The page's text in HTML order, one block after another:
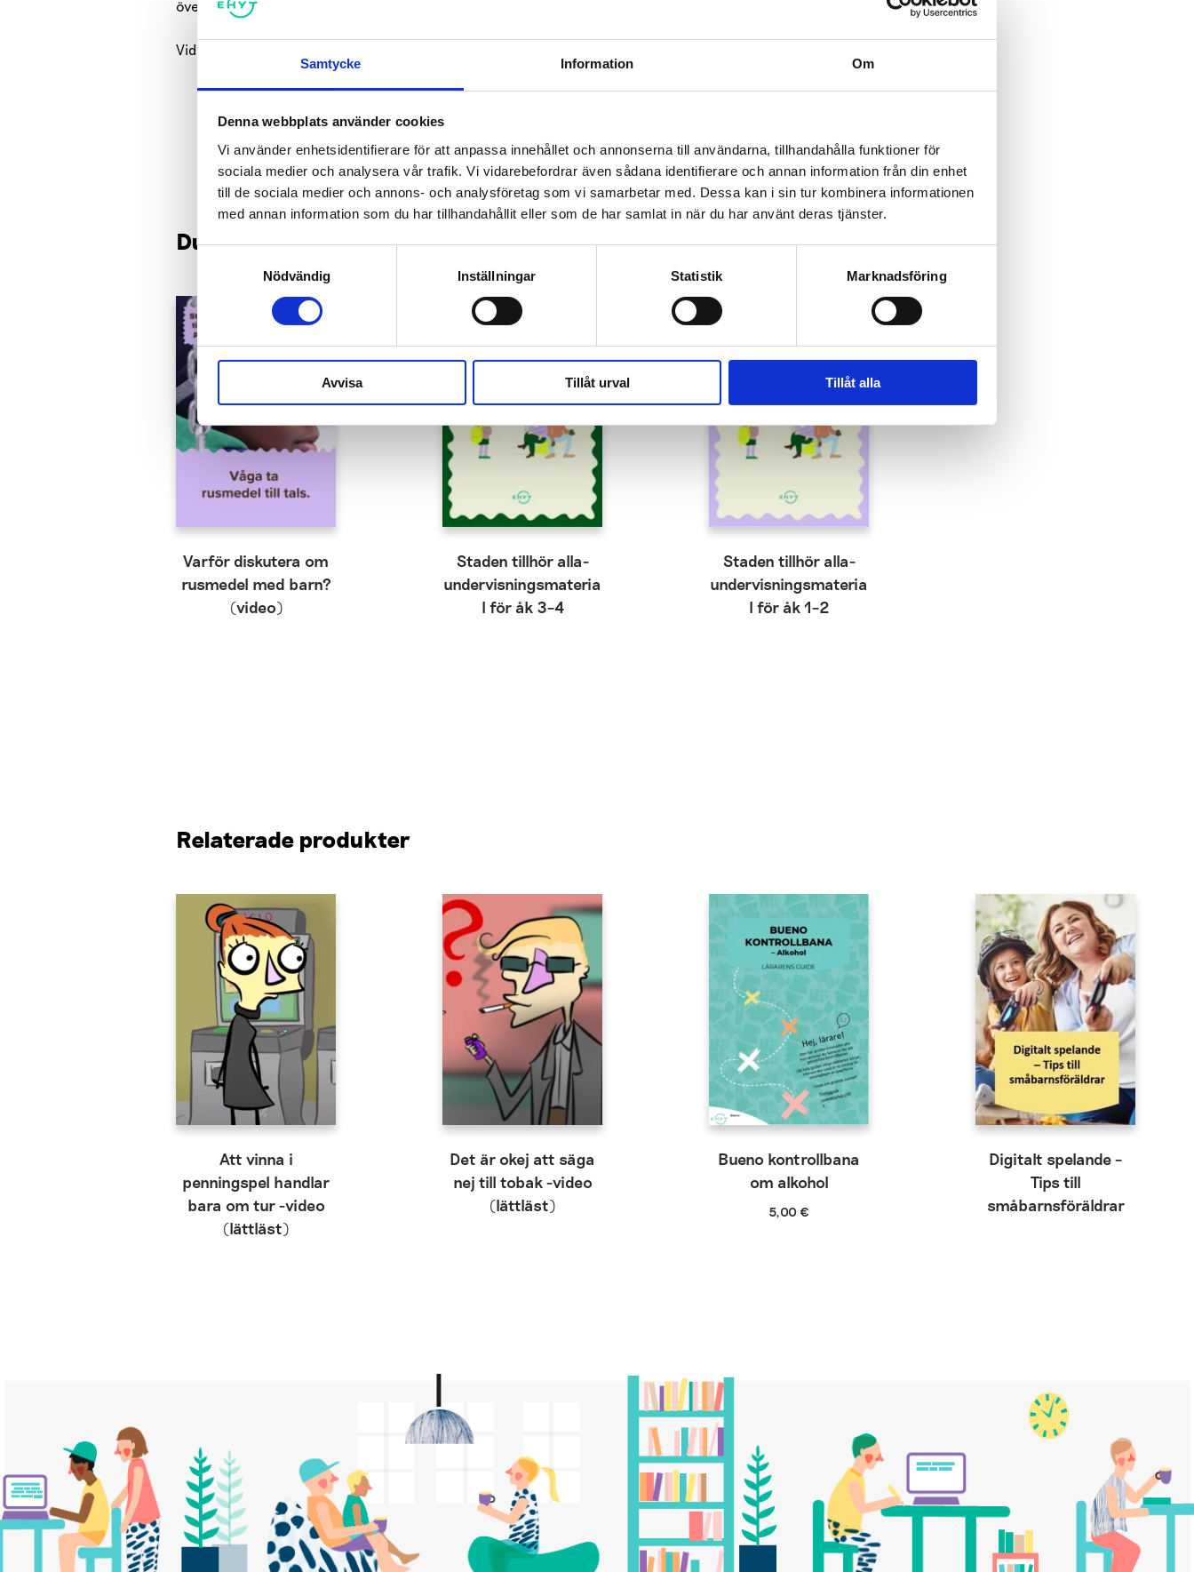
Samtycke Information Om
Denna webbplats använder cookies
Vi använder enhetsidentifierare för att anpassa innehållet och annonserna till användarna, tillhandahålla funktioner för
sociala medier och analysera vår trafik. Vi vidarebefordrar även sådana identifierare och annan information från din enhet
till de sociala medier och annons- och analysföretag som vi samarbetar med. Dessa kan i sin tur kombinera informationen
med annan information som du har tillhandahållit eller som de har samlat in när du har använt deras tjänster.
Samtyckesval
Nödvändig
Inställningar Statistik Marknadsföring
Avvisa Tillåt urval Tillåt alla
översättningen av videon har finansierats av Stiftelsen BMR.
Videon har producerats av Tussitaikurit Oy / Marker Wizards Ltd
Du kanske också gillar …
Varför diskutera om
rusmedel med barn?
(video)
Staden tillhör alla-
undervisningsmateria
l för åk 3–4
Staden tillhör alla-
undervisningsmateria
l för åk 1–2
Relaterade produkter
Att vinna i
penningspel handlar
bara om tur -video
(lättläst)
Det är okej att säga
nej till tobak -video
(lättläst)
Bueno kontrollbana
om alkohol
5,00 €
Digitalt spelande –
Tips till
småbarnsföräldrar